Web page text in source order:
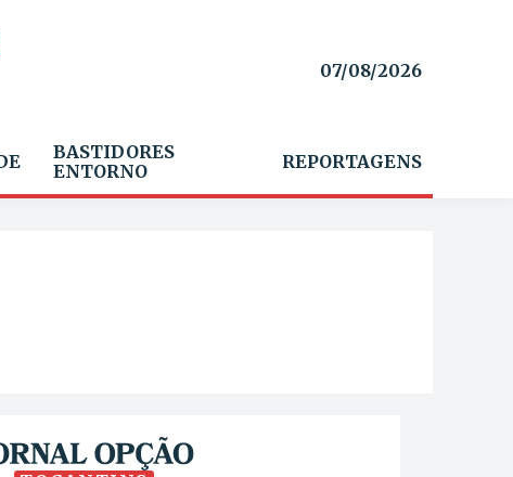
07/08/2026
BASTIDORES
ENTORNO
REPORTAGENS